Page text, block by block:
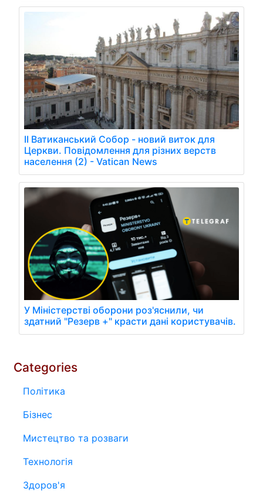
II Ватиканський Собор - новий виток для
Церкви. Повідомлення для різних верств
населення (2) - Vatican News
У Міністерстві оборони роз'яснили, чи
здатний "Резерв +" красти дані користувачів.
Categories
Політика
Бізнес
Мистецтво та розваги
Технологія
Здоров'я